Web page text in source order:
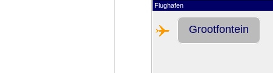
Flughafen
Grootfontein